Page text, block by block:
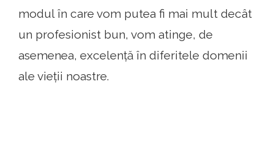
modul în care vom putea fi mai mult decât
un profesionist bun, vom atinge, de
asemenea, excelență în diferitele domenii
ale vieții noastre.